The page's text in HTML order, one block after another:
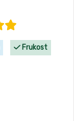
Frukost